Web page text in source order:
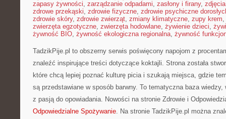
zapasy żywności, zarządzanie odpadami, zasłony i firany,
zdrowe przekąski, zdrowie fizyczne, zdrowie psychiczne
zdrowie skóry, zdrowie zwierząt, zmiany klimatyczne, zupy krem,
zwierzęta egzotyczne, zwierzęta hodowlane, żywienie dzieci,
żywność BIO, żywność ekologiczna regionalna, żywność
TadzikPije.pl to obszerny serwis poświęcony napojom z
znaleźć inspirujące treści dotyczące koktajli. Strona została
które chcą lepiej poznać kulturę picia i szukają miejsca, gdzie
są przedstawiane w sposób barwny. To tematyczna baza wiedzy,
z pasją do opowiadania. Nowości na stronie Zdrowie i
Odpowiedzialne Spożywanie. Na stronie TadzikPije.pl można